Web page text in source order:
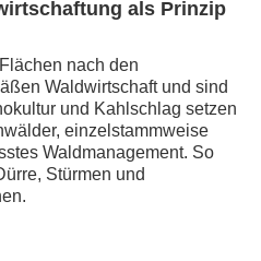
als Prinzip
nach den
Waldwirtschaft und sind
und Kahlschlag setzen
einzelstammweise
Waldmanagement. So
Stürmen und